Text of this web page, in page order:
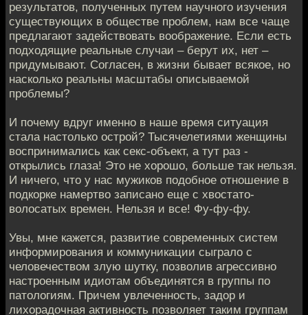
результатов, полученных путем научного изучения
существующих в обществе проблем, нам все чаще
предлагают задействовать воображение. Если есть
подходящие реальные случаи – берут их, нет –
придумывают. Согласен, в жизни бывает всякое, но
насколько реальны масштабы описываемой
проблемы?
И почему вдруг именно в наше время ситуация
стала настолько острой? Тысячелетиями женщины
воспринимались как секс-объект, а тут раз -
открылись глаза! Это не хорошо, больше так нельзя.
И ничего, что у нас мужиков подобное отношение в
подкорке намертво записано еще с хвостато-
волосатых времен. Нельзя и все! Фу-фу-фу.
Увы, мне кажется, развитие современных систем
информирования и коммуникации сыграло с
человечеством злую шутку, позволив агрессивно
настроенным идиотам объединятся в группы по
патологиям. Причем увлеченность, задор и
лихорадочная активность позволяет таким группам